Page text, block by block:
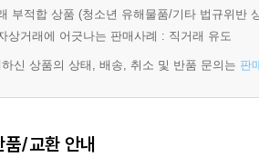
부적합 상품 (청소년 유해물품/기타 법규위반
상거래에 어긋나는 판매사례 : 직거래 유도
하신 상품의 상태, 배송, 취소 및 반품 문의는 판
/교환 안내